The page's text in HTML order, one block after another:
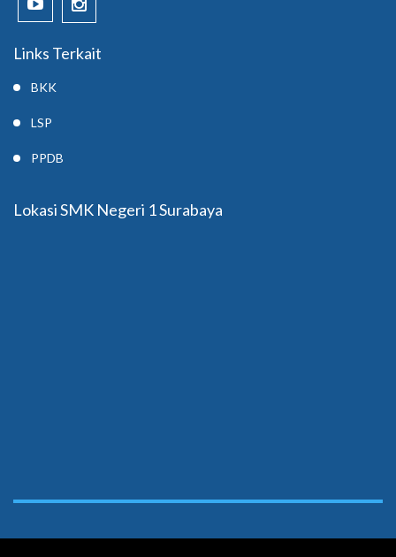
Links Terkait
BKK
LSP
PPDB
Lokasi SMK Negeri 1 Surabaya